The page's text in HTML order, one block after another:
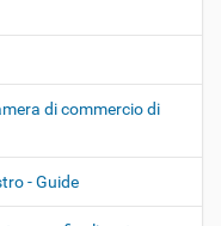
di commercio di
- Guide